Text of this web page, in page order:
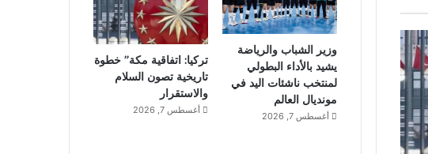
وزير الشباب والرياضة
يشيد بالأداء البطولي
لمنتخب ناشئات اليد في
مونديال العالم
أغسطس 7, 2026
تركيا: اتفاقية مكة” خطوة
تاريخية تصون السلام
والاستقرار
أغسطس 7, 2026